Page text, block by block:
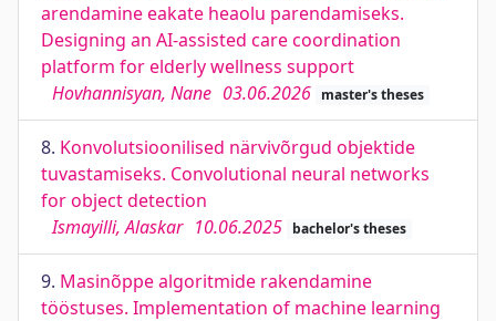
arendamine eakate heaolu parendamiseks.
Designing an AI-assisted care coordination
platform for elderly wellness support
Hovhannisyan, Nane 03.06.2026 master's theses
8. Konvolutsioonilised närvivõrgud objektide
tuvastamiseks. Convolutional neural networks
for object detection
Ismayilli, Alaskar 10.06.2025 bachelor's theses
9. Masinõppe algoritmide rakendamine
tööstuses. Implementation of machine learning